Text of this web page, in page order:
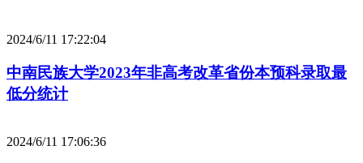
2024/6/11 17:22:04
中南民族大学2023年非高考改革省份本预科录取最
低分统计
2024/6/11 17:06:36